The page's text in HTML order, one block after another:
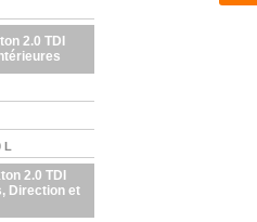
2.0 TDI
L
2.0 TDI
Direction et